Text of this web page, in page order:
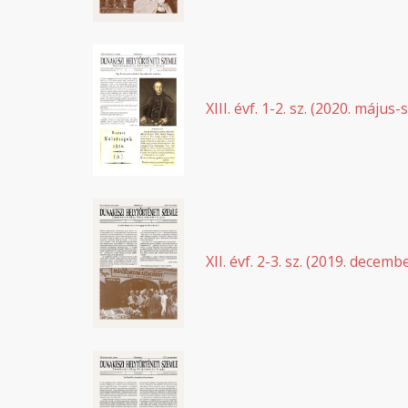
XIII. évf. 1-2. sz. (2020.
XII. évf. 2-3. sz. (2019.